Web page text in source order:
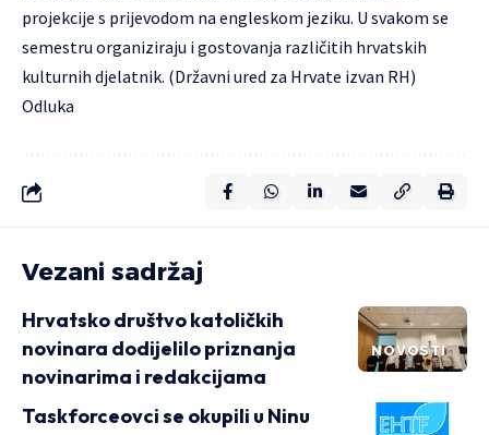
projekcije s prijevodom na engleskom jeziku. U svakom se
semestru organiziraju i gostovanja različitih hrvatskih
kulturnih djelatnik. (Državni ured za Hrvate izvan RH)
Odluka
Vezani sadržaj
NOVOSTI
Hrvatsko društvo katoličkih
novinara dodijelilo priznanja
novinarima i redakcijama
Taskforceovci se okupili u Ninu